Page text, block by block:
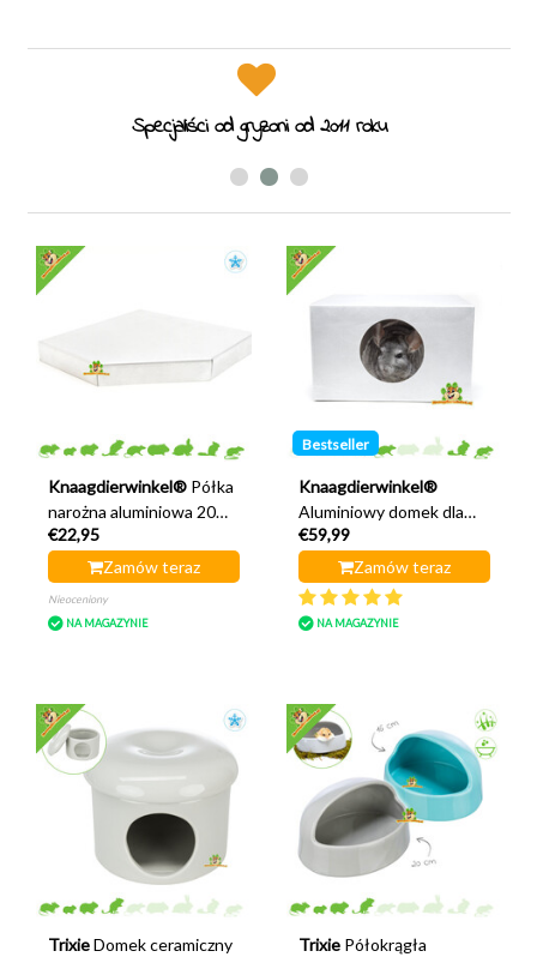
Specjaliści od gryzoni od 2011 roku
Knaagdierwinkel® Półka
narożna aluminiowa 20
cm
€22,95
Zamów teraz
Nieoceniony
NA MAGAZYNIE
Bestseller
Knaagdierwinkel®
Aluminiowy domek dla
szynszyli 30 cm
€59,99
Zamów teraz
NA MAGAZYNIE
Trixie Domek ceramiczny
Trixie Półokrągła